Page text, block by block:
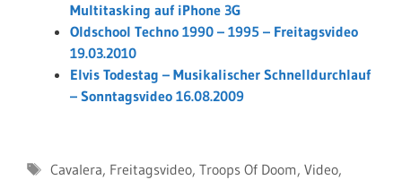
Multitasking auf iPhone 3G
Oldschool Techno 1990 – 1995 – Freitagsvideo
19.03.2010
Elvis Todestag – Musikalischer Schnelldurchlauf
– Sonntagsvideo 16.08.2009
Schlagwörter
Cavalera, Freitagsvideo, Troops Of Doom, Video,